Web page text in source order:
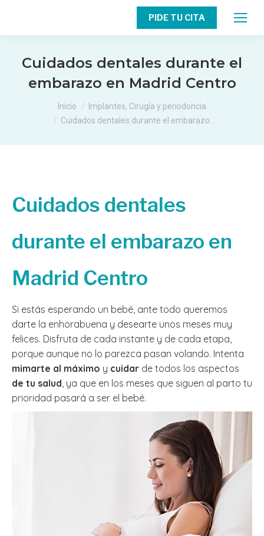
PIDE TU CITA
Cuidados dentales durante el
embarazo en Madrid Centro
Estás aquí:Inicio
Implantes, Cirugía y periodoncia
Cuidados dentales durante el embarazo…
Cuidados dentales
durante el embarazo en
Madrid Centro
Si estás esperando un bebé, ante todo queremos
darte la enhorabuena y desearte unos meses muy
felices. Disfruta de cada instante y de cada etapa,
porque aunque no lo parezca pasan volando. Intenta
mimarte al máximo y cuidar de todos los aspectos
de tu salud, ya que en los meses que siguen al parto tu
prioridad pasará a ser el bebé.